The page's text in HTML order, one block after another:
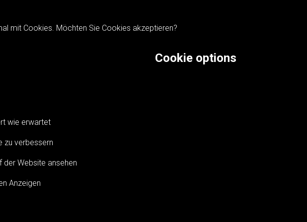
mit Cookies. Möchten Sie Cookies akzeptieren?
Cookie options
wie erwartet
zu verbessern
der Website ansehen
Anzeigen